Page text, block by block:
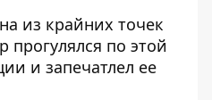
из крайних точек
прогулялся по этой
и запечатлел ее